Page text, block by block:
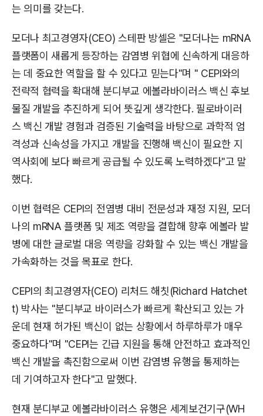
는 의미를 갖는다.
모더나 최고경영자(CEO) 스테판 방셀은 "모더나는 mRNA
플랫폼이 새롭게 등장하는 감염병 위협에 신속하게 대응하
는 데 중요한 역할을 할 수 있다고 믿는다"며 " CEPI와의
전략적 협력을 확대해 분디부교 에볼라바이러스 백신 후보
물질 개발을 추진하게 되어 뜻깊게 생각한다. 필로바이러
스 백신 개발 경험과 검증된 기술력을 바탕으로 과학적 엄
격성과 신속성을 가지고 개발을 진행해 백신이 필요한 지
역사회에 보다 빠르게 공급될 수 있도록 노력하겠다"고 말
했다.
이번 협력은 CEPI의 전염병 대비 전문성과 재정 지원, 모더
나의 mRNA 플랫폼 및 제조 역량을 결합해 향후 에볼라 발
병에 대한 글로벌 대응 역량을 강화할 수 있는 백신 개발을
가속화하는 것을 목표로 한다.
CEPI의 최고경영자(CEO) 리처드 해칫(Richard Hatchet
t) 박사는 "분디부교 바이러스가 빠르게 확산되고 있는 가
운데 현재 허가된 백신이 없는 상황에서 하루하루가 매우
중요하다"며 "CEPI는 긴급 지원을 통해 안전하고 효과적인
백신 개발을 촉진함으로써 이번 감염병 유행을 통제하는
데 기여하고자 한다"고 말했다.
현재 분디부교 에볼라바이러스 유행은 세계보건기구(WH